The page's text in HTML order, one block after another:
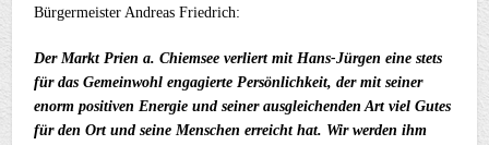
Bürgermeister Andreas Friedrich:
Der Markt Prien a. Chiemsee verliert mit Hans-Jürgen eine stets
für das Gemeinwohl engagierte Persönlichkeit, der mit seiner
enorm positiven Energie und seiner ausgleichenden Art viel Gutes
für den Ort und seine Menschen erreicht hat. Wir werden ihm